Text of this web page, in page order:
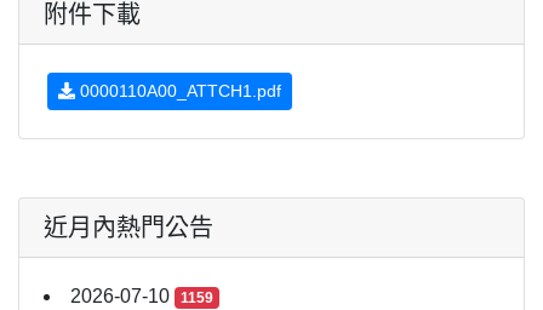
附件下載
0000110A00_ATTCH1.pdf
近月內熱門公告
2026-07-10 1159